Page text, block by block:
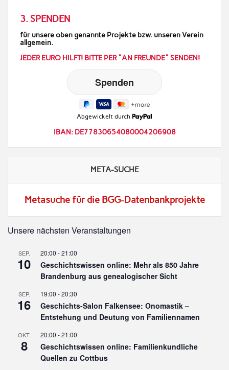
3. SPENDEN
für unsere oben genannte Projekte bzw. unseren Verein
allgemein.
JEDER EURO HILFT! BITTE PER "AN FREUNDE" SENDEN!
Abgewickelt durch
IBAN: DE77830654080004206908
META-SUCHE
Metasuche für die BGG-Datenbankprojekte
Unsere nächsten Veranstaltungen
SEP.
10
20:00 -21:00
Geschichtswissen online: Mehr als 850 Jahre
Brandenburg aus genealogischer Sicht
SEP.
16
19:00 -20:30
Geschichts-Salon Falkensee: Onomastik –
Entstehung und Deutung von Familiennamen
OKT.
8
20:00 -21:00
Geschichtswissen online: Familienkundliche
Quellen zu Cottbus